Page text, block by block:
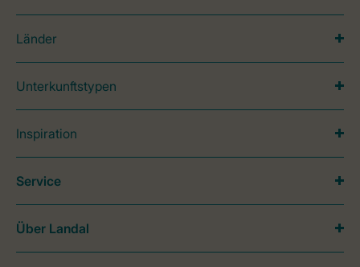
Länder
Unterkunftstypen
Inspiration
Service
Über Landal